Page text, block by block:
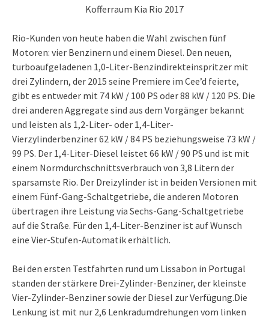
Kofferraum Kia Rio 2017
Rio-Kunden von heute haben die Wahl zwischen fünf
Motoren: vier Benzinern und einem Diesel. Den neuen,
turboaufgeladenen 1,0-Liter-Benzindirekteinspritzer mit
drei Zylindern, der 2015 seine Premiere im Cee’d feierte,
gibt es entweder mit 74 kW / 100 PS oder 88 kW / 120 PS. Die
drei anderen Aggregate sind aus dem Vorgänger bekannt
und leisten als 1,2-Liter- oder 1,4-Liter-
Vierzylinderbenziner 62 kW / 84 PS beziehungsweise 73 kW /
99 PS. Der 1,4-Liter-Diesel leistet 66 kW / 90 PS und ist mit
einem Normdurchschnittsverbrauch von 3,8 Litern der
sparsamste Rio. Der Dreizylinder ist in beiden Versionen mit
einem Fünf-Gang-Schaltgetriebe, die anderen Motoren
übertragen ihre Leistung via Sechs-Gang-Schaltgetriebe
auf die Straße. Für den 1,4-Liter-Benziner ist auf Wunsch
eine Vier-Stufen-Automatik erhältlich.
Bei den ersten Testfahrten rund um Lissabon in Portugal
standen der stärkere Drei-Zylinder-Benziner, der kleinste
Vier-Zylinder-Benziner sowie der Diesel zur Verfügung.Die
Lenkung ist mit nur 2,6 Lenkradumdrehungen vom linken